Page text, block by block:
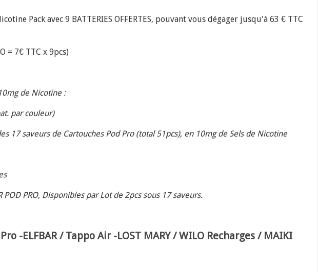
Pack avec 9 BATTERIES OFFERTES, pouvant vous dégager jusqu'à 63 € TTC
= 7€ TTC x 9pcs)
de Nicotine :
par couleur)
17 saveurs de Cartouches Pod Pro (total 51pcs), en 10mg de Sels de Nicotine
POD PRO, Disponibles par Lot de 2pcs sous 17 saveurs.
-ELFBAR / Tappo Air -LOST MARY / WILO Recharges / MAIKI